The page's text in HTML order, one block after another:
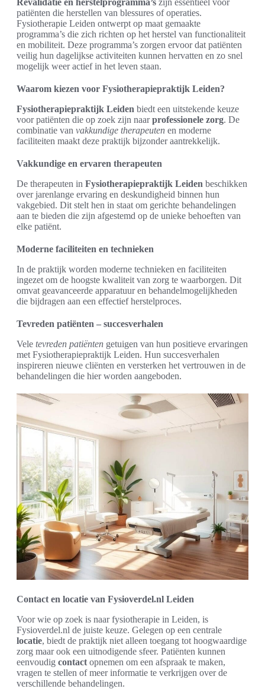
Revalidatie en herstelprogramma’s zijn essentieel voor
patiënten die herstellen van blessures of operaties.
Fysiotherapie Leiden ontwerpt op maat gemaakte
programma’s die zich richten op het herstel van functionaliteit
en mobiliteit. Deze programma’s zorgen ervoor dat patiënten
veilig hun dagelijkse activiteiten kunnen hervatten en zo snel
mogelijk weer actief in het leven staan.
Waarom kiezen voor Fysiotherapiepraktijk Leiden?
Fysiotherapiepraktijk Leiden biedt een uitstekende keuze
voor patiënten die op zoek zijn naarprofessionele zorg. De
combinatie van vakkundige therapeuten en moderne
faciliteiten maakt deze praktijk bijzonder aantrekkelijk.
Vakkundige en ervaren therapeuten
De therapeuten in Fysiotherapiepraktijk Leiden beschikken
over jarenlange ervaring en deskundigheid binnen hun
vakgebied. Dit stelt hen in staat om gerichte behandelingen
aan te bieden die zijn afgestemd op de unieke behoeften van
elke patiënt.
Moderne faciliteiten en technieken
In de praktijk worden moderne technieken en faciliteiten
ingezet om de hoogste kwaliteit van zorg te waarborgen. Dit
omvat geavanceerde apparatuur en behandelmogelijkheden
die bijdragen aan een effectief herstelproces.
Tevreden patiënten – succesverhalen
Vele tevreden patiënten getuigen van hun positieve ervaringen
met Fysiotherapiepraktijk Leiden. Hun succesverhalen
inspireren nieuwe cliënten en versterken het vertrouwen in de
behandelingen die hier worden aangeboden.
Contact en locatie van Fysioverdel.nl Leiden
Voor wie op zoek is naar fysiotherapie in Leiden, is
Fysioverdel.nl de juiste keuze. Gelegen op een centrale
locatie, biedt de praktijk niet alleen toegang tot hoogwaardige
zorg maar ook een uitnodigende sfeer. Patiënten kunnen
eenvoudig contact opnemen om een afspraak te maken,
vragen te stellen of meer informatie te verkrijgen over de
verschillende behandelingen.